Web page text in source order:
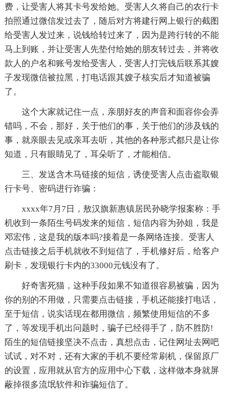
费，让受害人将其卡号发给她。受害人久将自己的农行卡
拍照通过微信发过去了，随后对方将建行网上银行的截图
给受害人发过来，说钱给转过来了，因为是跨行转的不能
马上到账，并让受害人先垫付给她的朋友转过去，并将收
款人的户名和账号发给受害人，受害人打完钱后联系其嫂
子发现微信被拉黑，打电话跟其嫂子核实后才知道被骗
了。
这个大家就记住一点，亲朋好友的声音和面容你会弄
错吗，不会，那好，关于他们的事，关于他们的涉及钱的
事，就亲眼去见或亲耳去听，其他的各种形式都只是让你
知道，只有眼睛见了，耳朵听了，才能相信。
三、发送含木马链接的短信，诱使受害人点击盗取银
行卡号、密码进行诈骗：
xxxx年7月7日，敖汉旗新惠镇居民孙晓学报案称：手
机收到一条陌生号码发来的短信，短信内容为孙姐，我是
邓宏伟，这是我的版本吗?接着是一条网络连接。受害人
点击链接之后手机就收不到短信了，手机修好后，给客户
刷卡，发现银行卡内的33000元钱没有了。
好奇害死猫，这种手段如果不知道很容易被骗，因为
你的别的不用做，只需要点击链接，手机还能接打电话，
至于短信，说实话现在都用微信，频繁使用短信的不多
了，等发现手机出问题时，骗子已经得手了，防不胜防!
陌生的短信链接坚决不点击，真想点击，记住网址去网吧
试试，对不对，还有大家的手机不要经常刷机，保留原厂
的设置，应用就从官方的应用中心下载，这样做本身就屏
蔽掉很多流氓软件和诈骗短信了。